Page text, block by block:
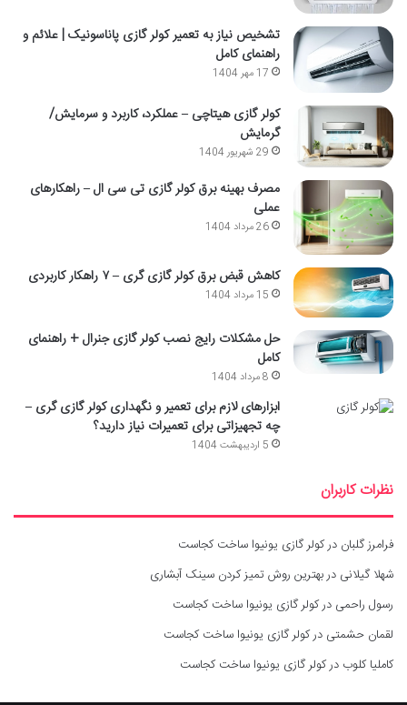
تشخیص نیاز به تعمیر کولر گازی پاناسونیک | علائم و
راهنمای کامل
17 مهر 1404
کولر گازی هیتاچی – عملکرد، کاربرد و سرمایش/
گرمایش
29 شهریور 1404
مصرف بهینه برق کولر گازی تی سی ال – راهکارهای
عملی
26 مرداد 1404
کاهش قبض برق کولر گازی گری – ۷ راهکار کاربردی
15 مرداد 1404
حل مشکلات رایج نصب کولر گازی جنرال + راهنمای
کامل
8 مرداد 1404
ابزارهای لازم برای تعمیر و نگهداری کولر گازی گری –
چه تجهیزاتی برای تعمیرات نیاز دارید؟
5 اردیبهشت 1404
نظرات کاربران
فرامرز گلبان درکولر گازی یونیوا ساخت کجاست
شهلا گیلانی دربهترین روش تمیز کردن سینک آبشاری
رسول راحمی درکولر گازی یونیوا ساخت کجاست
لقمان حشمتی درکولر گازی یونیوا ساخت کجاست
کاملیا کلوب درکولر گازی یونیوا ساخت کجاست